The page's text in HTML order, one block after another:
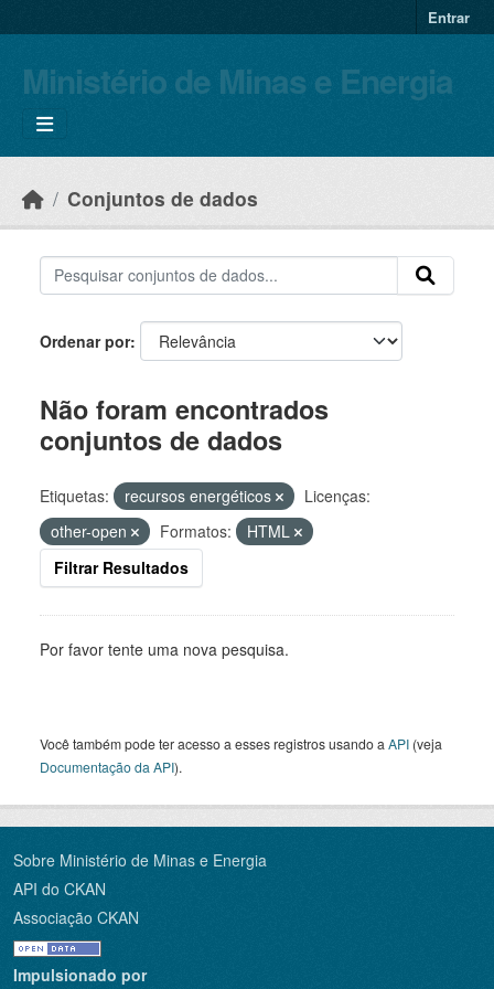
Entrar
Ministério de Minas e Energia
Conjuntos de dados
Ordenar por
Não foram encontrados
conjuntos de dados
Etiquetas: recursos energéticos
Licenças:
other-open
Formatos:
HTML
Filtrar Resultados
Por favor tente uma nova pesquisa.
Você também pode ter acesso a esses registros usando a API (veja
Documentação da API).
Sobre Ministério de Minas e Energia
API do CKAN
Associação CKAN
Impulsionado por